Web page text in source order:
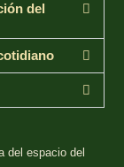
del
del espacio del